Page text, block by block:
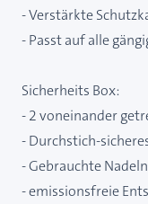
- Verstärkte
- Passt auf alle
Sicherheits Box:
- 2 voneinander
- Durchstich-
- Gebrauchte
- emissionsfreie